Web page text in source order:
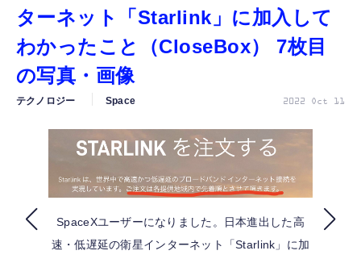
ガジェット
カルチャー
公式ストア
FOLLOW US
ターネット「Starlink」に加入して
わかったこと（CloseBox） 7枚目
の写真・画像
テクノロジー Space 2022 Oct 11
SpaceXユーザーになりました。日本進出した高
速・低遅延の衛星インターネット「Starlink」に加